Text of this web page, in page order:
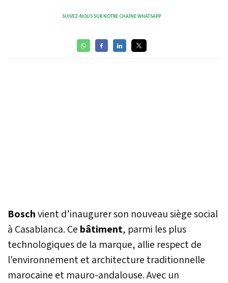
SUIVEZ-NOUS SUR NOTRE CHAÎNE WHATSAPP
Boschvient d’inaugurer son nouveau siège social
à Casablanca. Ce bâtiment, parmi les plus
technologiques de la marque, allie respect de
l'environnement et architecture traditionnelle
marocaine et mauro-andalouse. Avec un